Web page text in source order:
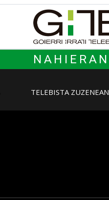
NAHIERAN
TELEBISTA ZUZENEAN